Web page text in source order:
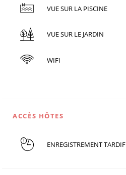
VUE SUR LA PISCINE
VUE SUR LE JARDIN
WIFI
ACCÈS HÔTES
ENREGISTREMENT TARDIF